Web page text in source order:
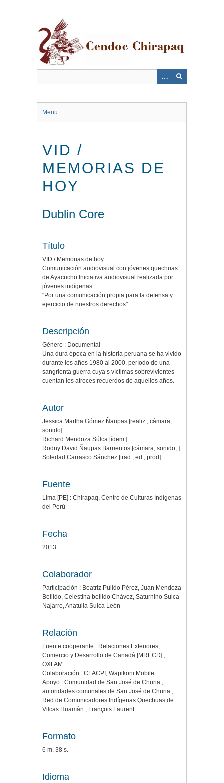
Menu
VID /
MEMORIAS DE
HOY
Dublin Core
Título
VID / Memorias de hoy
Comunicación audiovisual con jóvenes quechuas
de Ayacucho Iniciativa audiovisual realizada por
jóvenes indígenas
"Por una comunicación propia para la defensa y
ejercicio de nuestros derechos"
Descripción
Género : Documental
Una dura época en la historia peruana se ha vivido
durante los años 1980 al 2000, período de una
sangrienta guerra cuya s víctimas sobrevivientes
cuentan los atroces recuerdos de aquellos años.
Autor
Jessica Martha Gómez Ñaupas [realiz., cámara,
sonido]
Richard Mendoza Súlca [ídem.]
Rodny David Ñaupas Barrientos [cámara, sonido, ]
Soledad Carrasco Sánchez [trad., ed., prod]
Fuente
Lima [PE] : Chirapaq, Centro de Culturas Indígenas
del Perú
Fecha
2013
Colaborador
Participación : Beatriz Pulido Pérez, Juan Mendoza
Bellido, Celestina bellido Chávez, Saturnino Sulca
Najarro, Anatulia Sulca León
Relación
Fuente cooperante : Relaciones Exteriores,
Comercio y Desarrollo de Canadá [MRECD] ;
OXFAM
Colaboración : CLACPI, Wapikoni Mobile
Apoyo : Comunidad de San José de Churia ;
autoridades comunales de San José de Churia ;
Red de Comunicadores Indígenas Quechuas de
Vilcas Huamán ; François Laurent
Formato
6 m. 38 s.
Idioma